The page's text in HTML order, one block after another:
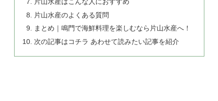
片山水産のよくある質問
まとめ｜鳴門で海鮮料理を楽しむなら片山水産へ！
次の記事はコチラ あわせて読みたい記事を紹介